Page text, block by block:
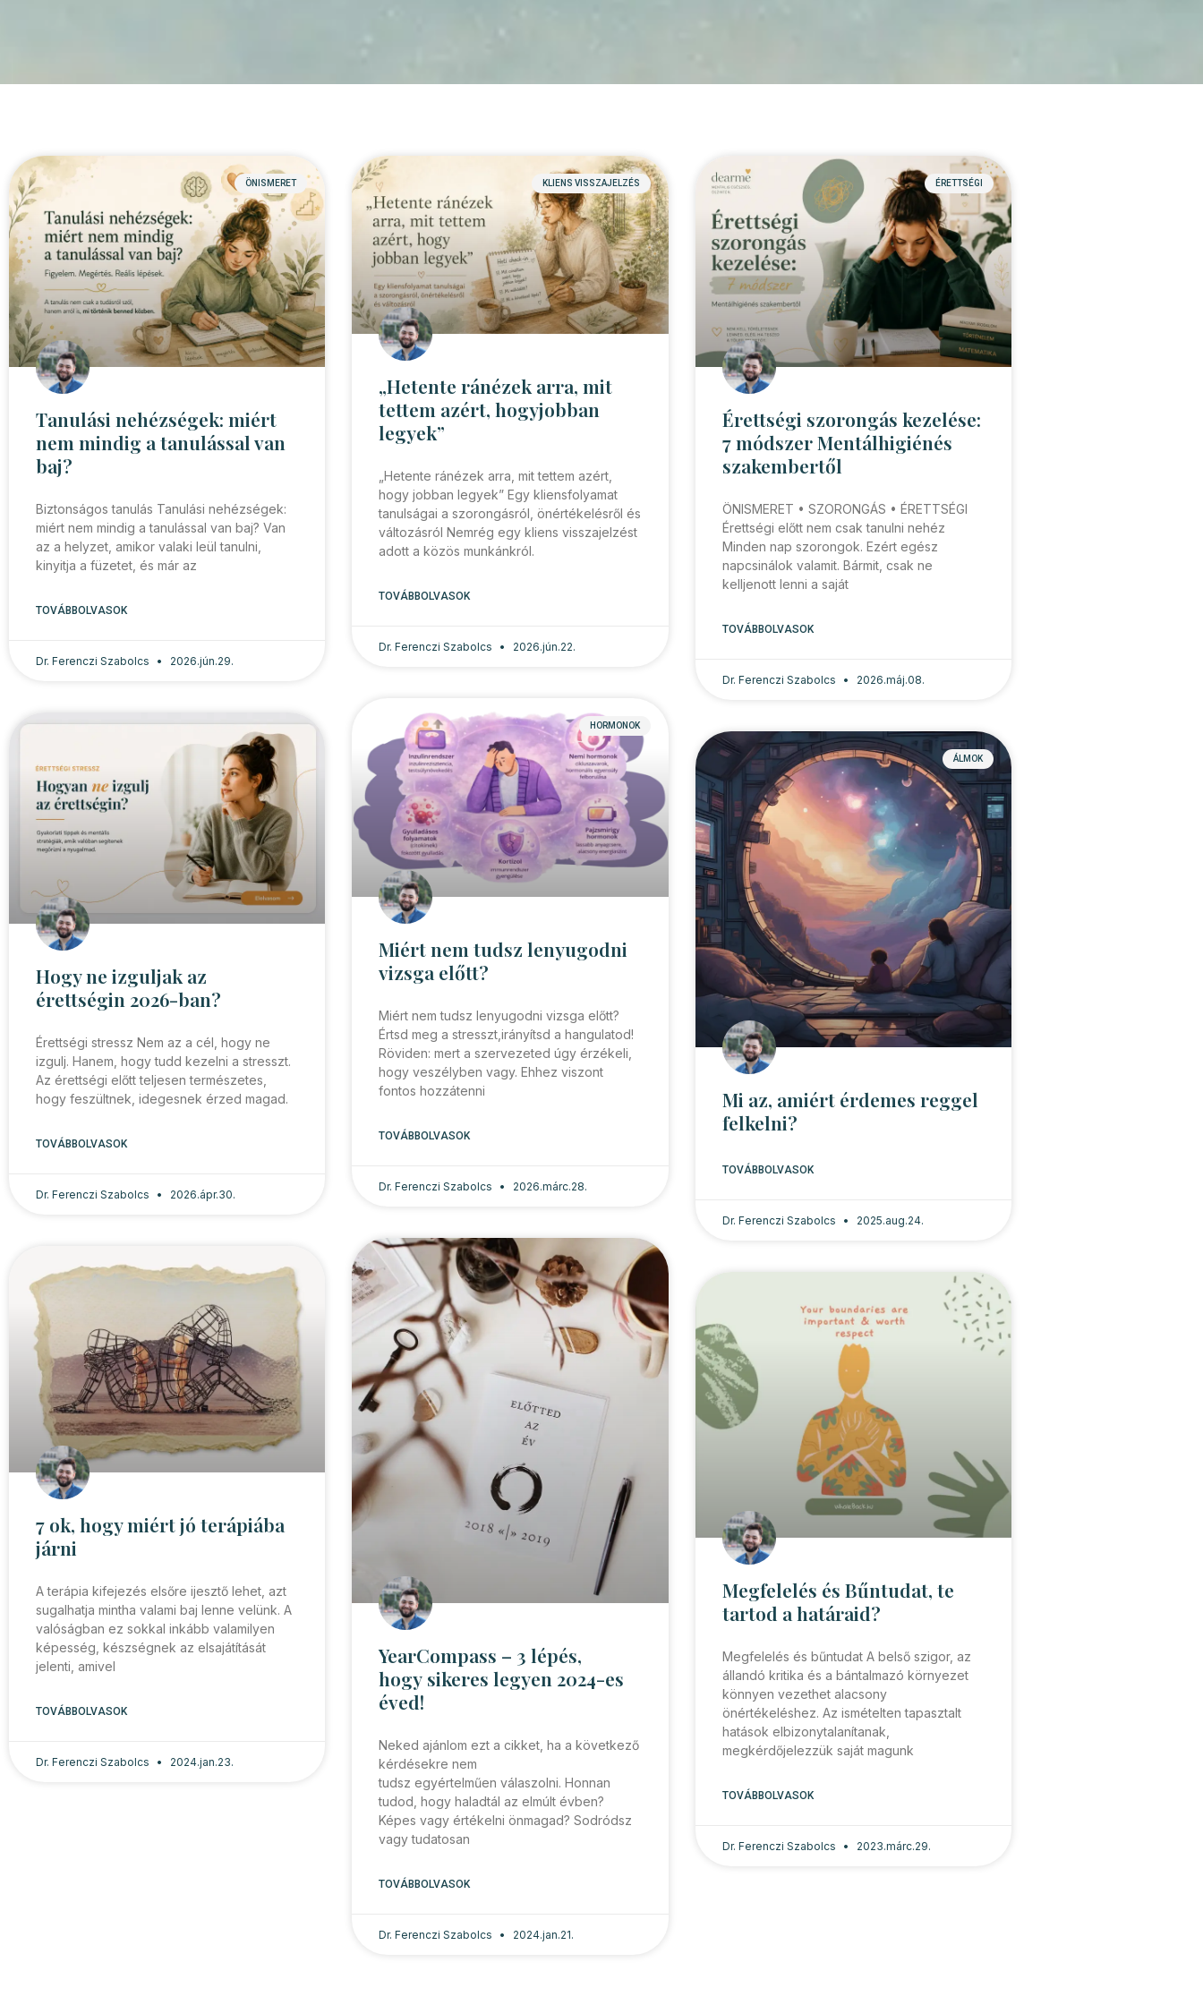
ÖNISMERET
Tanulási nehézségek: miért
nem mindig a tanulással van
baj?
Biztonságos tanulás Tanulási nehézségek:
miért nem mindig a tanulással van baj? Van
az a helyzet, amikor valaki leül tanulni,
kinyitja a füzetet, és már az
TOVÁBBOLVASOK
Dr. Ferenczi Szabolcs 2026.jún.29.
KLIENS VISSZAJELZÉS
„Hetente ránézek arra, mit
tettem azért, hogyjobban
legyek”
„Hetente ránézek arra, mit tettem azért,
hogy jobban legyek” Egy kliensfolyamat
tanulságai a szorongásról, önértékelésről és
változásról Nemrég egy kliens visszajelzést
adott a közös munkánkról.
TOVÁBBOLVASOK
Dr. Ferenczi Szabolcs 2026.jún.22.
ÉRETTSÉGI
Érettségi szorongás kezelése:
7 módszer Mentálhigiénés
szakembertől
ÖNISMERET • SZORONGÁS • ÉRETTSÉGI
Érettségi előtt nem csak tanulni nehéz
Minden nap szorongok. Ezért egész
napcsinálok valamit. Bármit, csak ne
kelljenott lenni a saját
TOVÁBBOLVASOK
Dr. Ferenczi Szabolcs 2026.máj.08.
Hogy ne izguljak az
érettségin 2026-ban?
Érettségi stressz Nem az a cél, hogy ne
izgulj. Hanem, hogy tudd kezelni a stresszt.
Az érettségi előtt teljesen természetes,
hogy feszültnek, idegesnek érzed magad.
TOVÁBBOLVASOK
Dr. Ferenczi Szabolcs 2026.ápr.30.
HORMONOK
Miért nem tudsz lenyugodni
vizsga előtt?
Miért nem tudsz lenyugodni vizsga előtt?
Értsd meg a stresszt,irányítsd a hangulatod!
Röviden: mert a szervezeted úgy érzékeli,
hogy veszélyben vagy. Ehhez viszont
fontos hozzátenni
TOVÁBBOLVASOK
Dr. Ferenczi Szabolcs 2026.márc.28.
ÁLMOK
Mi az, amiért érdemes reggel
felkelni?
TOVÁBBOLVASOK
Dr. Ferenczi Szabolcs 2025.aug.24.
7 ok, hogy miért jó terápiába
járni
A terápia kifejezés elsőre ijesztő lehet, azt
sugalhatja mintha valami baj lenne velünk. A
valóságban ez sokkal inkább valamilyen
képesség, készségnek az elsajátítását
jelenti, amivel
TOVÁBBOLVASOK
Dr. Ferenczi Szabolcs 2024.jan.23.
YearCompass – 3 lépés,
hogy sikeres legyen 2024-es
éved!
Neked ajánlom ezt a cikket, ha a következő
kérdésekre nem
tudsz egyértelműen válaszolni. Honnan
tudod, hogy haladtál az elmúlt évben?
Képes vagy értékelni önmagad? Sodródsz
vagy tudatosan
TOVÁBBOLVASOK
Dr. Ferenczi Szabolcs 2024.jan.21.
Megfelelés és Bűntudat, te
tartod a határaid?
Megfelelés és bűntudat A belső szigor, az
állandó kritika és a bántalmazó környezet
könnyen vezethet alacsony
önértékeléshez. Az ismételten tapasztalt
hatások elbizonytalanítanak,
megkérdőjelezzük saját magunk
TOVÁBBOLVASOK
Dr. Ferenczi Szabolcs 2023.márc.29.